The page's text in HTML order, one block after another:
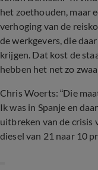
het zoethouden, maar
verhoging van de
de werkgevers, die
krijgen. Dat kost de
hebben het net zo
Chris Woerts: “Die
Ik was in Spanje en
uitbreken van de crisis
diesel van 21 naar 10